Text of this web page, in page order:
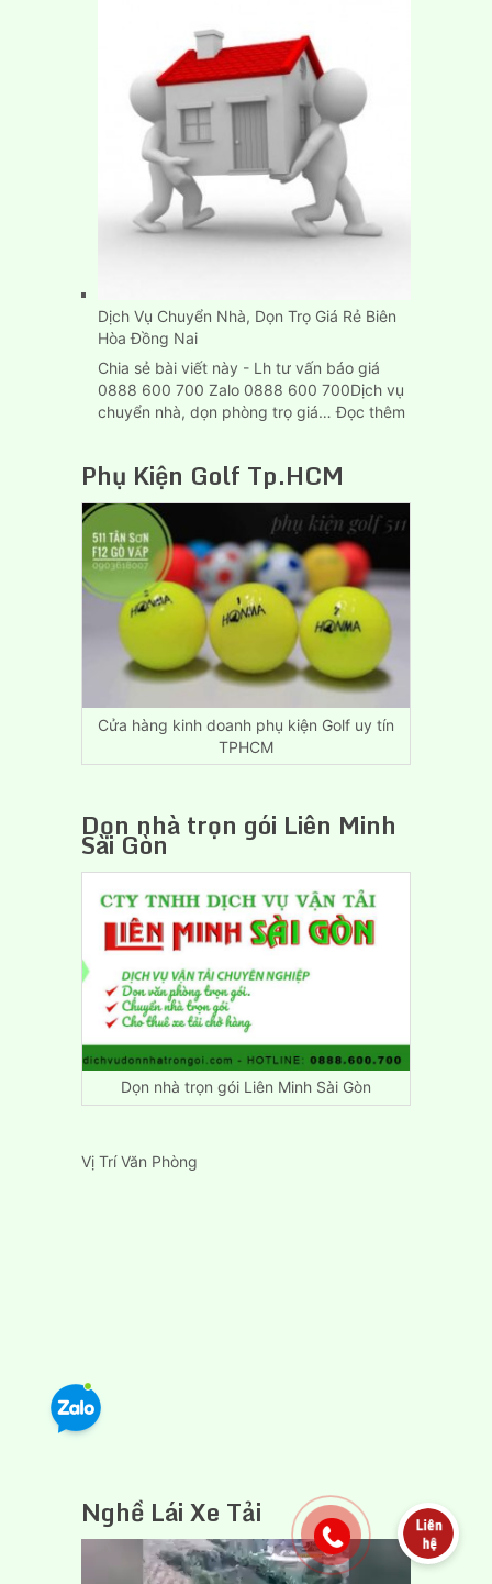
Dịch Vụ Chuyển Nhà, Dọn Trọ Giá Rẻ Biên
Hòa Đồng Nai
Chia sẻ bài viết này - Lh tư vấn báo giá
0888 600 700 Zalo 0888 600 700Dịch vụ
chuyển nhà, dọn phòng trọ giá…Đọc thêm:
Nhà,
Dọn
Rẻ
Phụ Kiện Golf Tp.HCM
Cửa hàng kinh doanh phụ kiện Golf uy tín
TPHCM
Dọn nhà trọn gói Liên Minh
Sài Gòn
Dọn nhà trọn gói Liên Minh Sài Gòn
Vị Trí Văn Phòng
Nghề Lái Xe Tải